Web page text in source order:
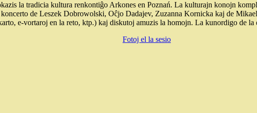
la tradicia kultura renkontiĝo Arkones en Poznań. La kulturajn konojn
de Leszek Dobrowolski, Oĉjo Dadajev, Zuzanna Kornicka kaj de
e-vortaroj en la reto, ktp.) kaj diskutoj amuzis la homojn. La kunordigo de
Fotoj el la sesio